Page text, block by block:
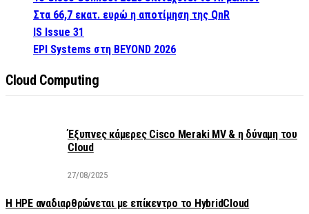
Στα 66,7 εκατ. ευρώ η αποτίμηση της QnR
IS Issue 31
EPI Systems στη BEYOND 2026
Cloud Computing
Έξυπνες κάμερες Cisco Meraki MV & η δύναμη του
Cloud
27/08/2025
H HPE αναδιαρθρώνεται με επίκεντρο το HybridCloud